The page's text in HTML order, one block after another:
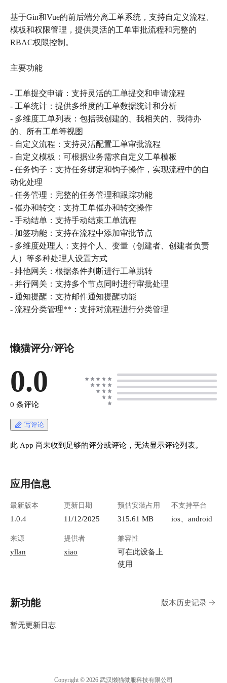
基于Gin和Vue的前后端分离工单系统，支持自定义流程、
模板和权限管理，提供灵活的工单审批流程和完整的
RBAC权限控制。
主要功能
- 工单提交申请：支持灵活的工单提交和申请流程
- 工单统计：提供多维度的工单数据统计和分析
- 多维度工单列表：包括我创建的、我相关的、我待办
的、所有工单等视图
- 自定义流程：支持灵活配置工单审批流程
- 自定义模板：可根据业务需求自定义工单模板
- 任务钩子：支持任务绑定和钩子操作，实现流程中的自
动化处理
- 任务管理：完整的任务管理和跟踪功能
- 催办和转交：支持工单催办和转交操作
- 手动结单：支持手动结束工单流程
- 加签功能：支持在流程中添加审批节点
- 多维度处理人：支持个人、变量（创建者、创建者负责
人）等多种处理人设置方式
- 排他网关：根据条件判断进行工单跳转
- 并行网关：支持多个节点同时进行审批处理
- 通知提醒：支持邮件通知提醒功能
- 流程分类管理**：支持对流程进行分类管理
懒猫评分/评论
0.0
0 条评论
写评论
此 App 尚未收到足够的评分或评论，无法显示评论列表。
应用信息
最新版本
1.0.4
更新日期
11/12/2025
预估安装占用
315.61 MB
不支持平台
ios、android
来源
yllan
提供者
xiao
兼容性
可在此设备上
使用
新功能 版本历史记录
暂无更新日志
Copyright © 2026 武汉懒猫微服科技有限公司